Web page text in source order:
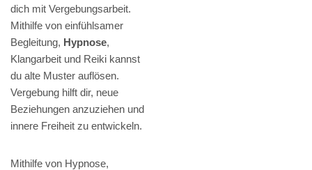
dich mit Vergebungsarbeit.
Mithilfe von einfühlsamer
Begleitung, Hypnose,
Klangarbeit und Reiki kannst
du alte Muster auflösen.
Vergebung hilft dir, neue
Beziehungen anzuziehen und
innere Freiheit zu entwickeln.
Mithilfe von Hypnose,